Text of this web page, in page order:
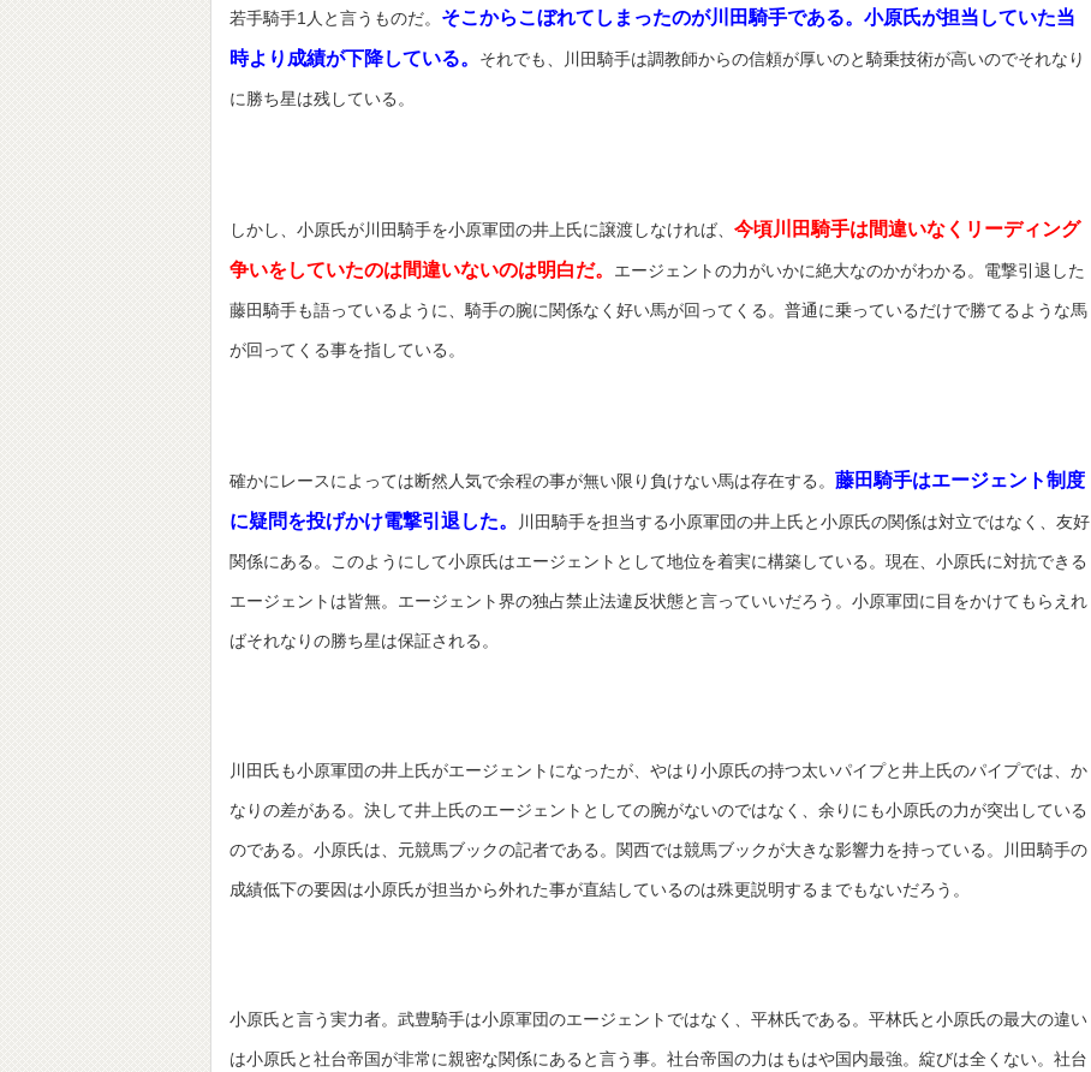
若手騎手1人と言うものだ。 そこからこぼれてしまったのが川田騎手である。小原氏が担当していた当
時より成績が下降している。 それでも、川田騎手は調教師からの信頼が厚いのと騎乗技術が高いのでそれなり
に勝ち星は残している。
しかし、小原氏が川田騎手を小原軍団の井上氏に譲渡しなければ、 今頃川田騎手は間違いなくリーディング
争いをしていたのは間違いないのは明白だ。 エージェントの力がいかに絶大なのかがわかる。電撃引退した
藤田騎手も語っているように、騎手の腕に関係なく好い馬が回ってくる。普通に乗っているだけで勝てるような馬
が回ってくる事を指している。
確かにレースによっては断然人気で余程の事が無い限り負けない馬は存在する。 藤田騎手はエージェント制度
に疑問を投げかけ電撃引退した。
川田騎手を担当する小原軍団の井上氏と小原氏の関係は対立ではなく、友好
関係にある。このようにして小原氏はエージェントとして地位を着実に構築している。現在、小原氏に対抗できる
エージェントは皆無。エージェント界の独占禁止法違反状態と言っていいだろう。小原軍団に目をかけてもらえれ
ばそれなりの勝ち星は保証される。
川田氏も小原軍団の井上氏がエージェントになったが、やはり小原氏の持つ太いパイプと井上氏のパイプでは、か
なりの差がある。決して井上氏のエージェントとしての腕がないのではなく、余りにも小原氏の力が突出している
のである。小原氏は、元競馬ブックの記者である。関西では競馬ブックが大きな影響力を持っている。川田騎手の
成績低下の要因は小原氏が担当から外れた事が直結しているのは殊更説明するまでもないだろう。
小原氏と言う実力者。武豊騎手は小原軍団のエージェントではなく、平林氏である。平林氏と小原氏の最大の違い
は小原氏と社台帝国が非常に親密な関係にあると言う事。社台帝国の力はもはや国内最強。綻びは全くない。社台